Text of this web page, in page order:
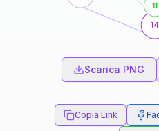
14
11
Scarica PNG
Copia Link